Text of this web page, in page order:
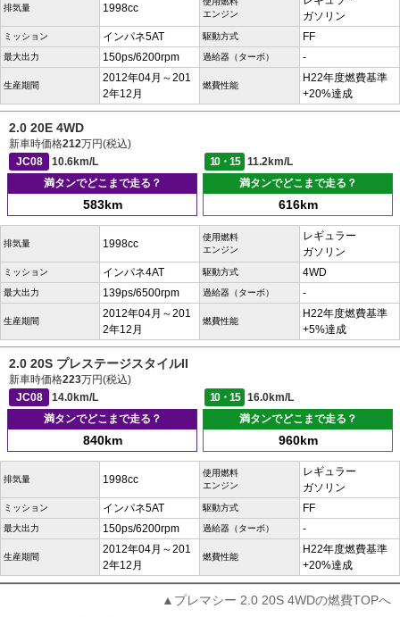
排気量 1998cc
エンジン
ガソリン
ミッション インパネ5AT 駆動方式 FF
最大出力 150ps/6200rpm 過給器（ターボ） -
生産期間
2012年04月～201
2年12月
燃費性能
H22年度燃費基準
+20%達成
2.0 20E 4WD
新車時価格212万円(税込)
JC08
10.6km/L 10・15
11.2km/L
満タンでどこまで走る？
583km
満タンでどこまで走る？
616km
排気量 1998cc
使用燃料
エンジン
レギュラー
ガソリン
ミッション インパネ4AT 駆動方式 4WD
最大出力 139ps/6500rpm 過給器（ターボ） -
生産期間
2012年04月～201
2年12月
燃費性能
H22年度燃費基準
+5%達成
2.0 20S プレステージスタイルII
新車時価格223万円(税込)
JC08
14.0km/L 10・15
16.0km/L
満タンでどこまで走る？
840km
満タンでどこまで走る？
960km
排気量 1998cc
使用燃料
エンジン
レギュラー
ガソリン
ミッション インパネ5AT 駆動方式 FF
最大出力 150ps/6200rpm 過給器（ターボ） -
生産期間
2012年04月～201
2年12月
燃費性能
H22年度燃費基準
+20%達成
▲プレマシー 2.0 20S 4WDの燃費TOPへ